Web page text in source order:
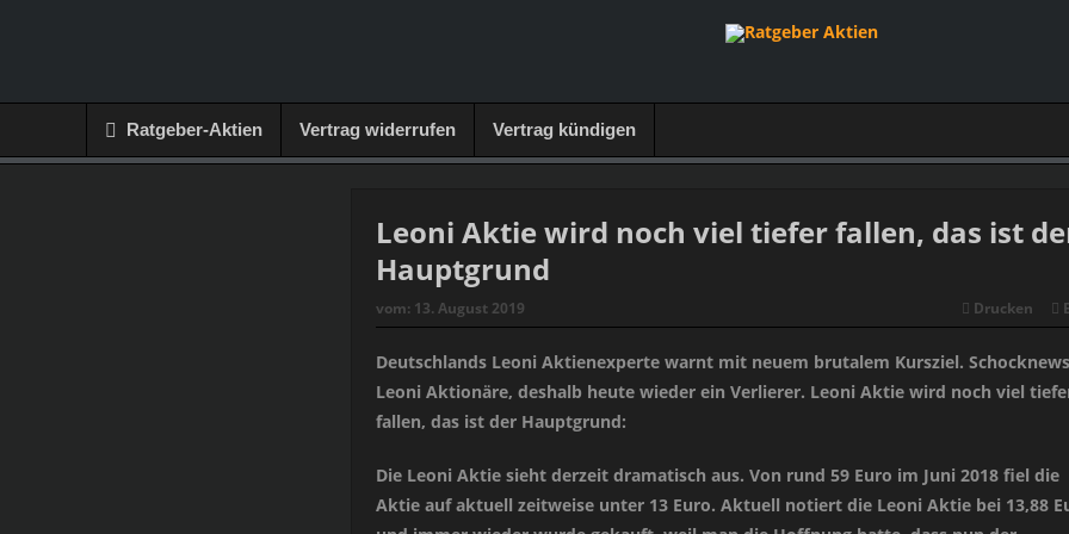
Ratgeber-Aktien Vertrag widerrufen Vertrag kündigen
Leoni Aktie wird noch viel tiefer fallen, das ist
Hauptgrund
vom: 13. August 2019 Drucken
Deutschlands Leoni Aktienexperte warnt mit neuem brutalem Kursziel.
Leoni Aktionäre, deshalb heute wieder ein Verlierer. Leoni Aktie wird noch viel
fallen, das ist der Hauptgrund:
Die Leoni Aktie sieht derzeit dramatisch aus. Von rund 59 Euro im Juni 2018 fiel die
Aktie auf aktuell zeitweise unter 13 Euro. Aktuell notiert die Leoni Aktie bei 13,88